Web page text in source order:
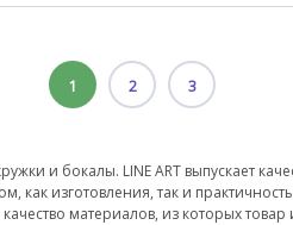
1 2 3
и бокалы. LINE ART выпускает
как изготовления, так и
материалов, из которых